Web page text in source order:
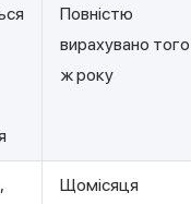
Повністю
вирахувано того
ж року
Щомісяця